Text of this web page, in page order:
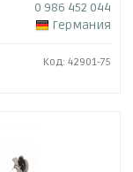
0 986 452 044
Германия
Код: 42901-75